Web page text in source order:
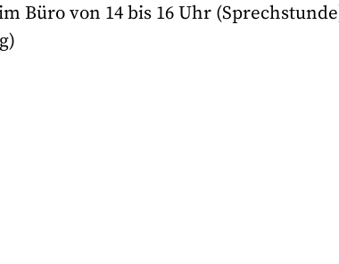
Büro von 14 bis 16 Uhr